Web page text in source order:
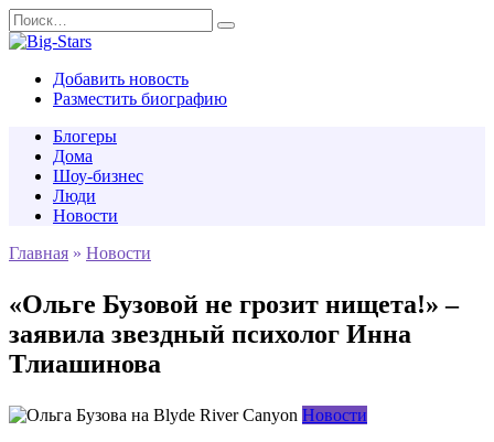
Перейти
к
содержанию
Search
for:
Добавить новость
Разместить биографию
Блогеры
Дома
Шоу-бизнес
Люди
Новости
Главная » Новости
«Ольге Бузовой не грозит нищета!» –
заявила звездный психолог Инна
Тлиашинова
Новости